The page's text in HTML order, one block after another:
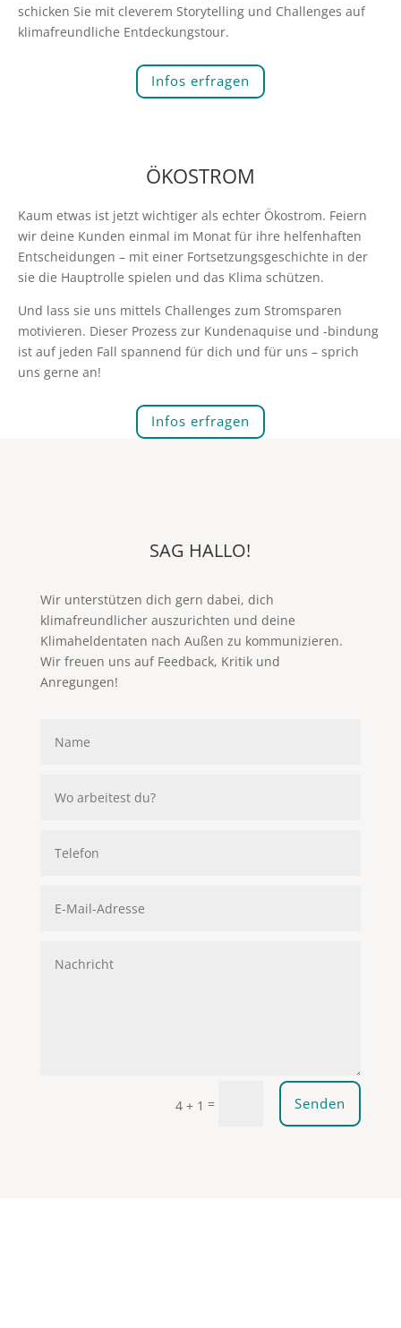
schicken Sie mit cleverem Storytelling und Challenges auf
klimafreundliche Entdeckungstour.
Infos erfragen
ÖKOSTROM
Kaum etwas ist jetzt wichtiger als echter Ökostrom. Feiern
wir deine Kunden einmal im Monat für ihre helfenhaften
Entscheidungen – mit einer Fortsetzungsgeschichte in der
sie die Hauptrolle spielen und das Klima schützen.
Und lass sie uns mittels Challenges zum Stromsparen
motivieren. Dieser Prozess zur Kundenaquise und -bindung
ist auf jeden Fall spannend für dich und für uns – sprich
uns gerne an!
Infos erfragen
SAG HALLO!
Wir unterstützen dich gern dabei, dich
klimafreundlicher auszurichten und deine
Klimaheldentaten nach Außen zu kommunizieren.
Wir freuen uns auf Feedback, Kritik und
Anregungen!
4 + 1 = Senden